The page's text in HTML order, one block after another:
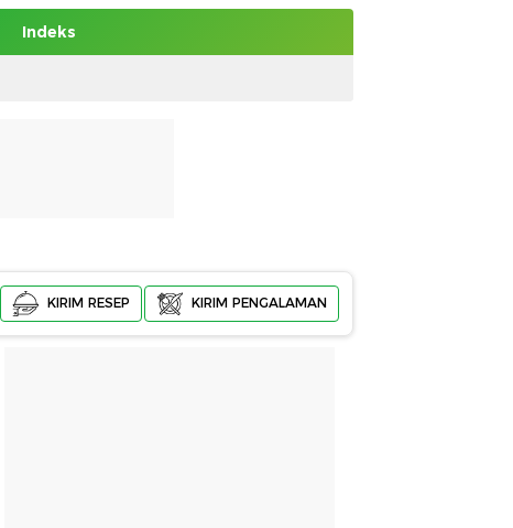
Indeks
KIRIM RESEP KIRIM PENGALAMAN